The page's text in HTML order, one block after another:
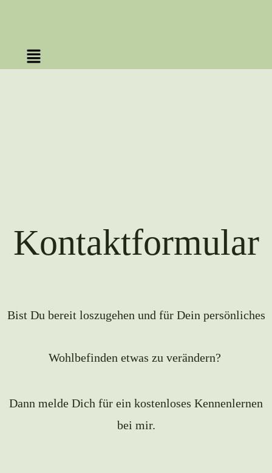
Kontaktformular
Bist Du bereit loszugehen und für Dein persönliches
Wohlbefinden etwas zu verändern?
Dann melde Dich für ein kostenloses Kennenlernen
bei mir.